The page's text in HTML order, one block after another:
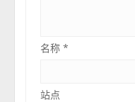
名称*
站点